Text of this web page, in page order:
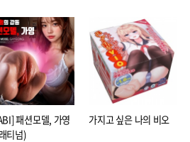
패션모델, 가영
티넘)
가지고 싶은 나의 비오